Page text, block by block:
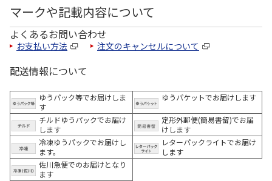
マークや記載内容について
よくあるお問い合わせ
お支払い方法 注文のキャンセルについて
配送情報について
ゆうパック等でお届けしま
す
ゆうパケットでお届けします
チルドゆうパックでお届け
します
定形外郵便(簡易書留)でお届
けします
冷凍ゆうパックでお届けし
ます。
レターパックライトでお届け
します
佐川急便でのお届けとなり
ます